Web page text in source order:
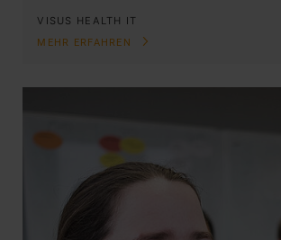
VISUS HEALTH IT
MEHR ERFAHREN